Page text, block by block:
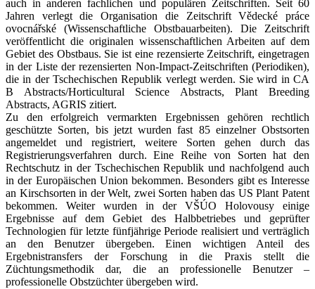
auch in anderen fachlichen und populären Zeitschriften. Seit 60
Jahren verlegt die Organisation die Zeitschrift Vědecké práce
ovocnářské (Wissenschaftliche Obstbauarbeiten). Die Zeitschrift
veröffentlicht die originalen wissenschaftlichen Arbeiten auf dem
Gebiet des Obstbaus. Sie ist eine rezensierte Zeitschrift, eingetragen
in der Liste der rezensierten Non-Impact-Zeitschriften (Periodiken),
die in der Tschechischen Republik verlegt werden. Sie wird in CA
B Abstracts/Horticultural Science Abstracts, Plant Breeding
Abstracts, AGRIS zitiert.
Zu den erfolgreich vermarkten Ergebnissen gehören rechtlich
geschützte Sorten, bis jetzt wurden fast 85 einzelner Obstsorten
angemeldet und registriert, weitere Sorten gehen durch das
Registrierungsverfahren durch. Eine Reihe von Sorten hat den
Rechtschutz in der Tschechischen Republik und nachfolgend auch
in der Europäischen Union bekommen. Besonders gibt es Interesse
an Kirschsorten in der Welt, zwei Sorten haben das US Plant Patent
bekommen. Weiter wurden in der VŠÚO Holovousy einige
Ergebnisse auf dem Gebiet des Halbbetriebes und geprüfter
Technologien für letzte fünfjährige Periode realisiert und verträglich
an den Benutzer übergeben. Einen wichtigen Anteil des
Ergebnistransfers der Forschung in die Praxis stellt die
Züchtungsmethodik dar, die an professionelle Benutzer –
professionelle Obstzüchter übergeben wird.